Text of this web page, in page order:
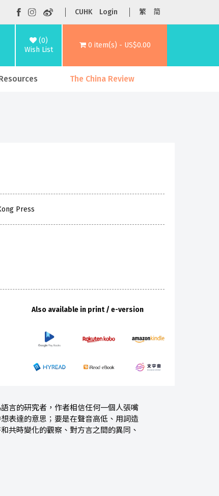
CUHK Login 繁 简
(0)
Wish List
0 item(s) - US$0.00
The China Review
Press
Also available in print / e-version
言的研究者，作者相信任何一個人張嘴
表達的意思；要是在聲音高低、用詞造
共時變化的觀察、對方言之間的異同、